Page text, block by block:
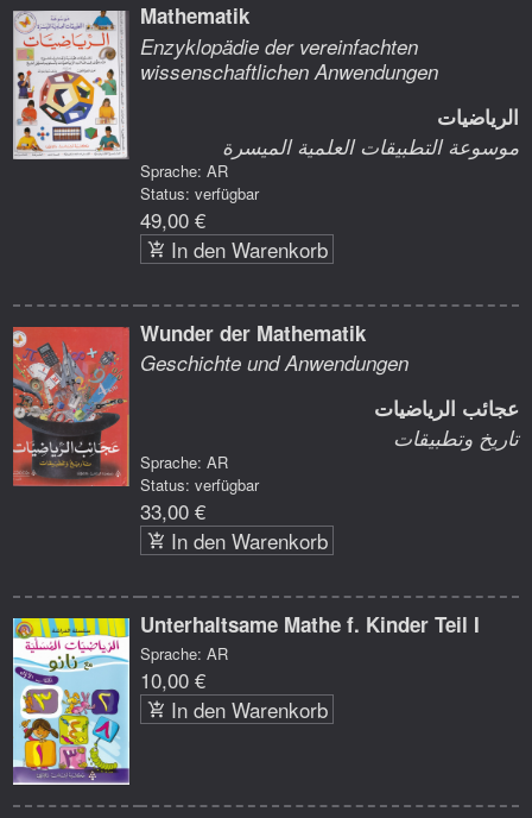
Mathematik
Enzyklopädie der vereinfachten
wissenschaftlichen Anwendungen
الرياضيات
موسوعة التطبيقات العلمية الميسرة
Sprache: AR
Status: verfügbar
49,00 €
In den Warenkorb
Wunder der Mathematik
Geschichte und Anwendungen
عجائب الرياضيات
تاريخ وتطبيقات
Sprache: AR
Status: verfügbar
33,00 €
In den Warenkorb
Unterhaltsame Mathe f. Kinder Teil I
Sprache: AR
10,00 €
In den Warenkorb